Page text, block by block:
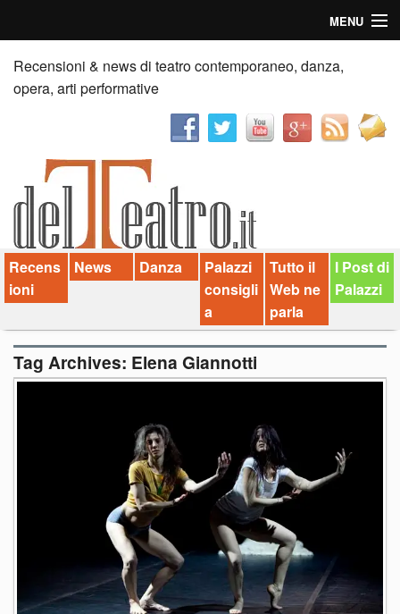
MENU
Home
Recensioni
News
Palazzi consiglia
Video
Chi siamo
Contatti
Recensioni & news di teatro contemporaneo, danza,
opera, arti performative
Recens
ioni
News Danza
Palazzi
consigli
a
Tutto il
Web ne
parla
I Post di
Palazzi
Tag Archives: Elena Giannotti